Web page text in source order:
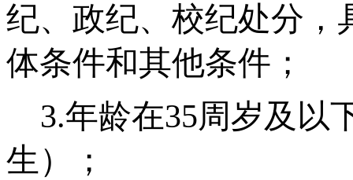
纪、政纪、校纪处分，
体条件和其他条件；
3.年龄在35周岁及以
生）；